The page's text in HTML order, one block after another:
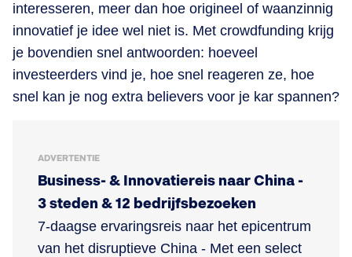
interesseren, meer dan hoe origineel of waanzinnig
innovatief je idee wel niet is. Met crowdfunding krijg
je bovendien snel antwoorden: hoeveel
investeerders vind je, hoe snel reageren ze, hoe
snel kan je nog extra believers voor je kar spannen?
ADVERTENTIE
Business- & Innovatiereis naar China -
3 steden & 12 bedrijfsbezoeken
7-daagse ervaringsreis naar het epicentrum
van het disruptieve China - Met een select